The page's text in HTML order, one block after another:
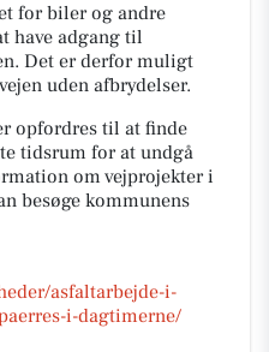
for biler og andre
have adgang til
Det er derfor muligt
uden afbrydelser.
opfordres til at finde
tidsrum for at undgå
om vejprojekter i
besøge kommunens
asfaltarbejde-i-
i-dagtimerne/